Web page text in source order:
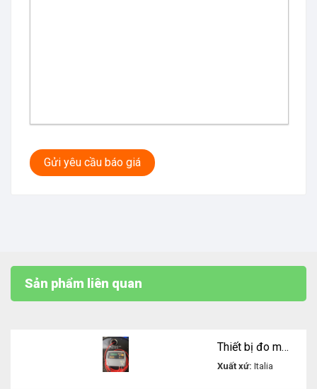
Gửi yêu cầu báo giá
Sản phẩm liên quan
Thiết bị đo mức bồn dầu Piusi Ocio Level
Xuất xứ:Italia